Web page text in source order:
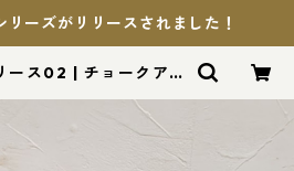
リーズがリリースされました！
ース02 | チョークアー